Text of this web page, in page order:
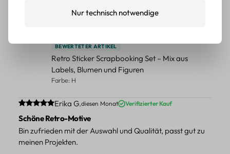
Schöne Deko-Teile für meine Bücher, es passt zu meinem
BEWERTETER ARTIKEL
Retro Sticker Scrapbooking Set – Mix aus
Labels, Blumen und Figuren
Farbe: H
Durchschnittliche Bewertung von 5 von 5 Sternen
Erika G.diesen Monat Verifizierter Kauf
Schöne Retro-Motive
Bin zufrieden mit der Auswahl und Qualität, passt gut zu
meinen Projekten.
Nur technisch notwendige